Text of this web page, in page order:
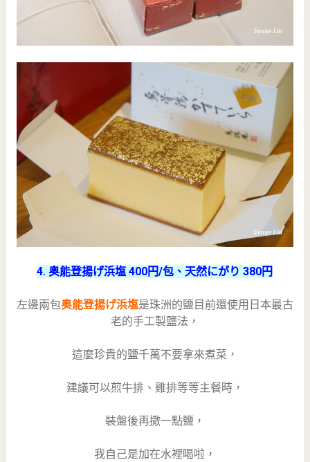
4. 奥能登揚げ浜塩 400円/包、天然にがり 380円
左邊兩包奥能登揚げ浜塩是珠洲的鹽目前還使用日本最古
老的手工製鹽法，
這麼珍貴的鹽千萬不要拿來煮菜，
建議可以煎牛排、雞排等等主餐時，
裝盤後再撒一點鹽，
我自己是加在水裡喝啦，